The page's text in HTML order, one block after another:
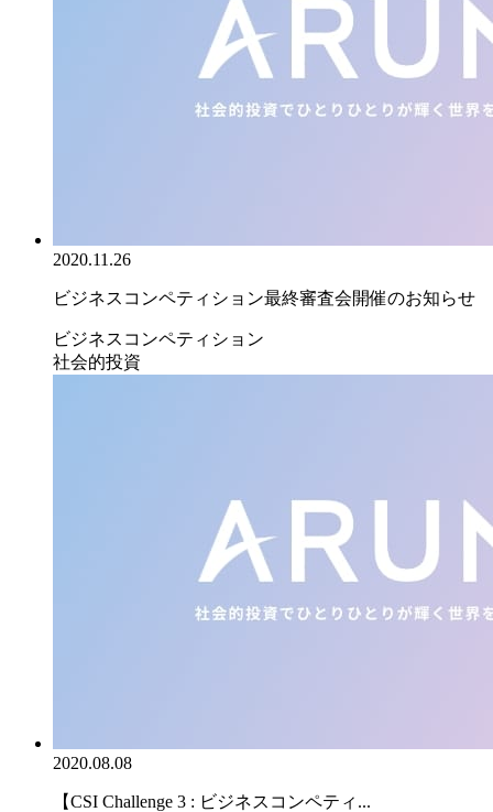
2020.11.26
ビジネスコンペティション最終審査会開催のお知らせ
ビジネスコンペティション
社会的投資
2020.08.08
【CSI Challenge 3 : ビジネスコンペティ...